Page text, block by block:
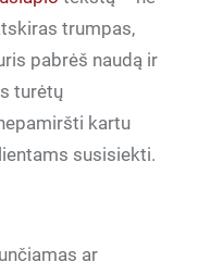
trumpas,
pabrėš naudą ir
turėtų
kartu
susisiekti.
ar